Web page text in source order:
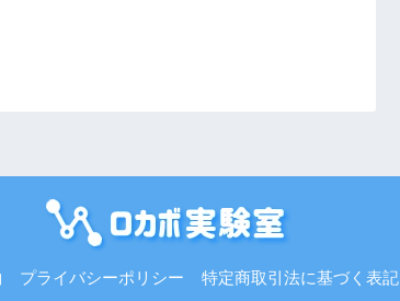
プライバシーポリシー 特定商取引法に基づく表記